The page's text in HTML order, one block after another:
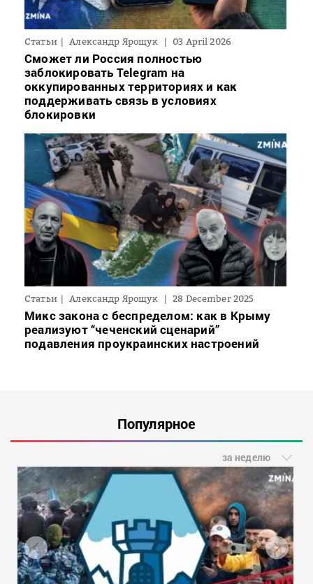
Статьи Александр Ярощук 03 April 2026
Сможет ли Россия полностью
заблокировать Telegram на
оккупированных территориях и как
поддерживать связь в условиях
блокировки
Статьи Александр Ярощук 28 December 2025
Микс закона с беспределом: как в Крыму
реализуют “чеченский сценарий”
подавления проукраинских настроений
Популярное
за неделю